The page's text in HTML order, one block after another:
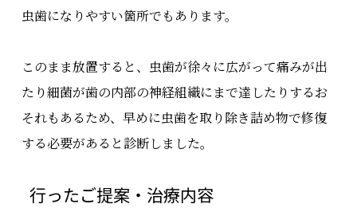
虫歯になりやすい箇所でもあります。
このまま放置すると、虫歯が徐々に広がって痛みが出
たり細菌が歯の内部の神経組織にまで達したりするお
それもあるため、早めに虫歯を取り除き詰め物で修復
する必要があると診断しました。
行ったご提案・治療内容